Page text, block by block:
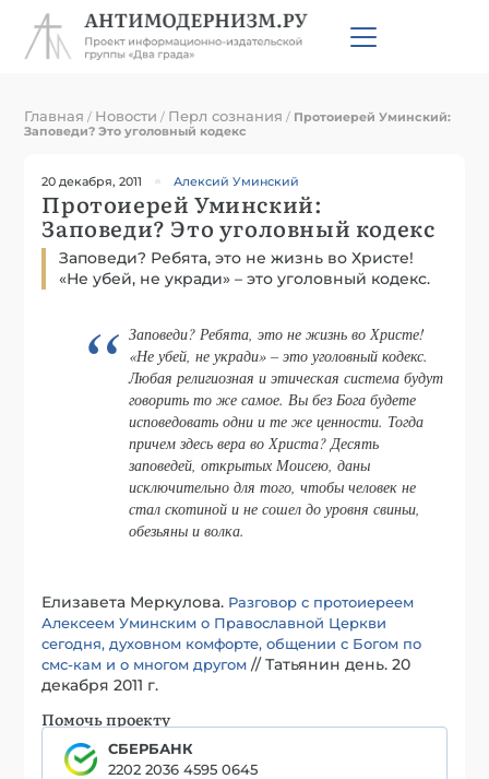
Главная / Новости / Перл сознания / Протоиерей Уминский:
Заповеди? Это уголовный кодекс
20 декабря, 2011 Алексий Уминский
Протоиерей Уминский:
Заповеди? Это уголовный кодекс
Заповеди? Ребята, это не жизнь во Христе!
«Не убей, не укради» – это уголовный кодекс.
Заповеди? Ребята, это не жизнь во Христе!
«Не убей, не укради» – это уголовный кодекс.
Любая религиозная и этическая система будут
говорить то же самое. Вы без Бога будете
исповедовать одни и те же ценности. Тогда
причем здесь вера во Христа? Десять
заповедей, открытых Моисею, даны
исключительно для того, чтобы человек не
стал скотиной и не сошел до уровня свиньи,
обезьяны и волка.
Елизавета Меркулова. Разговор с протоиереем
Алексеем Уминским о Православной Церкви
сегодня, духовном комфорте, общении с Богом по
смс-кам и о многом другом // Татьянин день. 20
декабря 2011 г.
Помочь проекту
СБЕРБАНК
2202 2036 4595 0645